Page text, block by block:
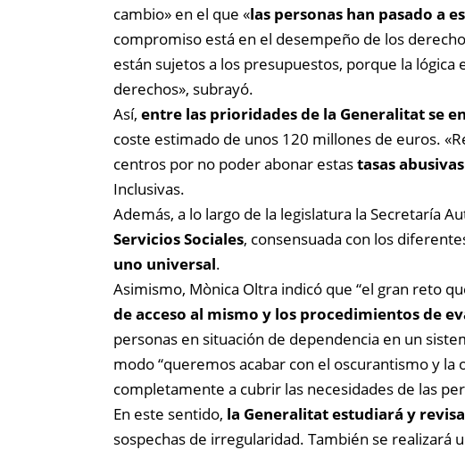
cambio» en el que «las personas han pasado a
compromiso está en el desempeño de los
están sujetos a los presupuestos, porque la
derechos», subrayó.
Así, entre las prioridades de la Generalitat se
coste estimado de unos 120 millones de euros.
centros por no poder abonar estastasas
Inclusivas.
Además, a lo largo de la legislatura la Secretaría
Servicios Sociales, consensuada con los
uno universal.
Asimismo, Mònica Oltra indicó que “el gran reto
de acceso al mismo y los procedimientos de
personas en situación de dependencia en un
modo “queremos acabar con el oscurantismo y
completamente a cubrir las necesidades de las
En este sentido, la Generalitat estudiará y
sospechas de irregularidad. También se realizará